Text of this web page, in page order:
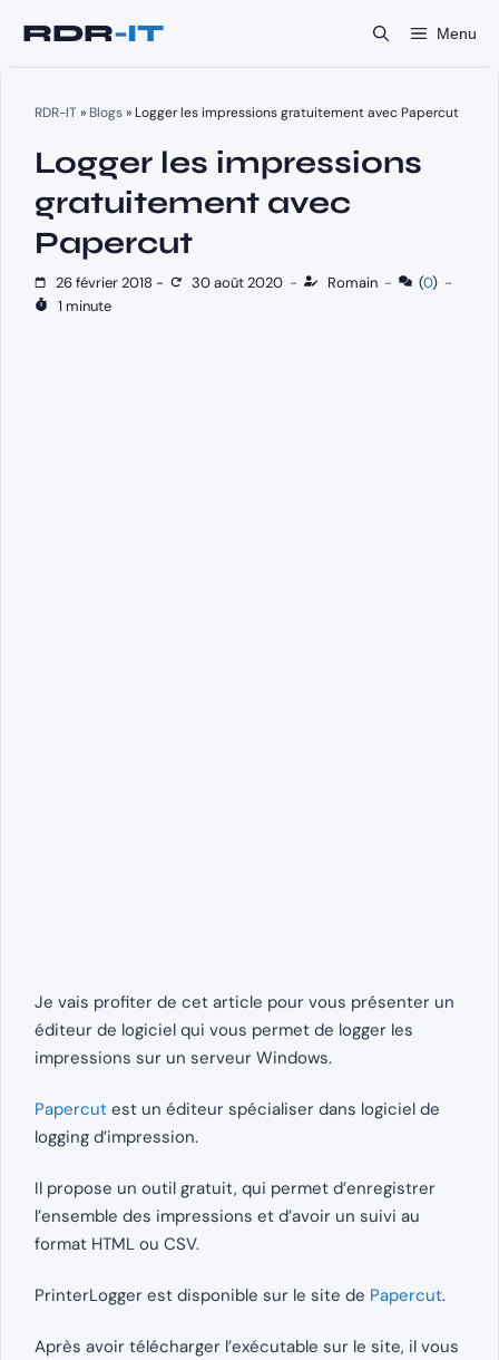
Menu
RDR-IT» Blogs» Logger les impressions gratuitement avec Papercut
Logger les impressions
gratuitement avec
Papercut
26 février 2018 - 30 août 2020 - Romain - (0) -
1 minute
Je vais profiter de cet article pour vous présenter un
éditeur de logiciel qui vous permet de logger les
impressions sur un serveur Windows.
Papercut est un éditeur spécialiser dans logiciel de
logging d’impression.
Il propose un outil gratuit, qui permet d’enregistrer
l’ensemble des impressions et d’avoir un suivi au
format HTML ou CSV.
PrinterLogger est disponible sur le site de Papercut.
Après avoir télécharger l’exécutable sur le site, il vous